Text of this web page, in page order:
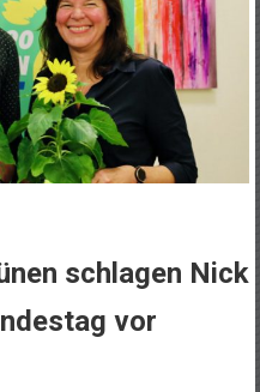
schlagen Nick
vor